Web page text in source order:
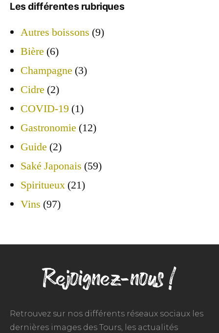
Les différentes rubriques
Autres boissons (9)
Bière (6)
Champagne (3)
Cidre (2)
COVID-19 (1)
Gastronomie (12)
Guide (2)
Saké Japonais (59)
Spiritueux (21)
Vins (97)
Rejoignez-nous !
Retrouvez sur nos différents réseaux sociaux les
dernières images des Tours, les actualités